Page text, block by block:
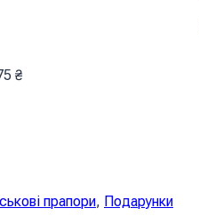
₴
прапори, Подарунки